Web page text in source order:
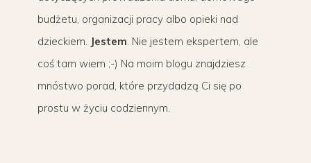
budżetu, organizacji pracy albo opieki nad
dzieckiem. Jestem. Nie jestem ekspertem, ale
coś tam wiem ;-) Na moim blogu znajdziesz
mnóstwo porad, które przydadzą Ci się po
prostu w życiu codziennym.